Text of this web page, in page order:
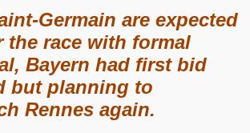
Germain are expected
the race with formal
Bayern had first bid
but planning to
Rennes again.